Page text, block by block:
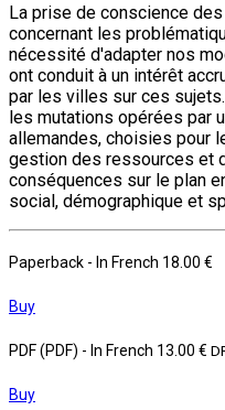
La prise de conscience
concernant les
nécessité d'adapter nos
ont conduit à un intérêt
par les villes sur ces
les mutations opérées par
allemandes, choisies pour
gestion des ressources et
conséquences sur le plan
social, démographique et
Paperback - In French 18.00 €
Buy
PDF (PDF) - In French 13.00 €
Buy